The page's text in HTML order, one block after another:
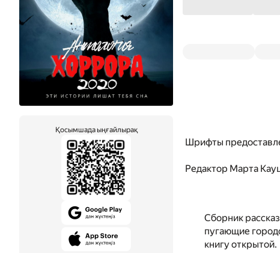
Қосымшада ыңғайлырақ
Шрифты
Редактор Марта
Сборник
пугающие
книгу открытой.